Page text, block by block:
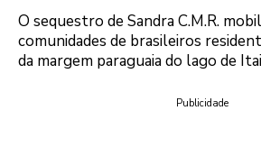
O sequestro de Sandra C.M.R.
comunidades de brasileiros
da margem paraguaia do lago de
Publicidade